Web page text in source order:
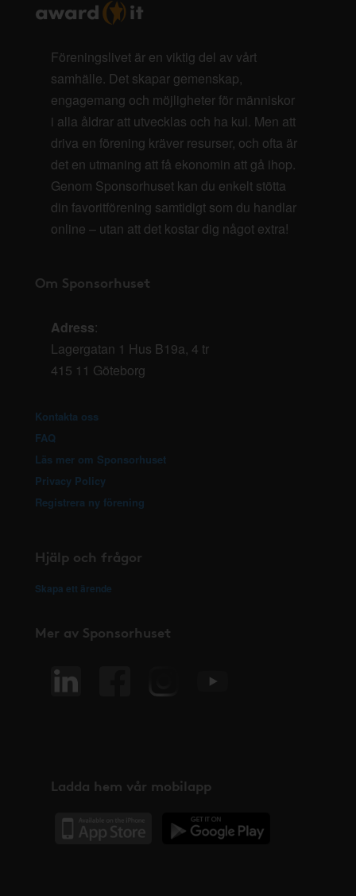
Föreningslivet är en viktig del av vårt
samhälle. Det skapar gemenskap,
engagemang och möjligheter för människor
i alla åldrar att utvecklas och ha kul. Men att
driva en förening kräver resurser, och ofta är
det en utmaning att få ekonomin att gå ihop.
Genom Sponsorhuset kan du enkelt stötta
din favoritförening samtidigt som du handlar
online – utan att det kostar dig något extra!
Om Sponsorhuset
Adress:
Lagergatan 1 Hus B19a, 4 tr
415 11 Göteborg
Kontakta oss
FAQ
Läs mer om Sponsorhuset
Privacy Policy
Registrera ny förening
Hjälp och frågor
Skapa ett ärende
Mer av Sponsorhuset
Ladda hem vår mobilapp